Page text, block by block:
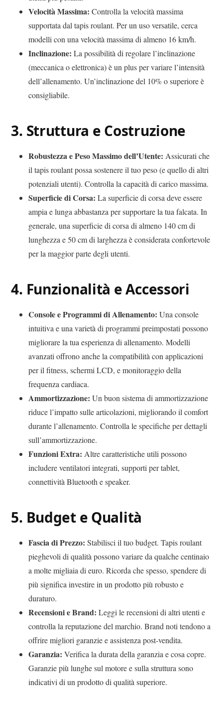
Velocità Massima: Controlla la velocità massima
supportata dal tapis roulant. Per un uso versatile, cerca
modelli con una velocità massima di almeno 16 km/h.
Inclinazione: La possibilità di regolare l’inclinazione
(meccanica o elettronica) è un plus per variare l’intensità
dell’allenamento. Un’inclinazione del 10% o superiore è
consigliabile.
3. Struttura e Costruzione
Robustezza e Peso Massimo dell’Utente: Assicurati che
il tapis roulant possa sostenere il tuo peso (e quello di altri
potenziali utenti). Controlla la capacità di carico massima.
Superficie di Corsa: La superficie di corsa deve essere
ampia e lunga abbastanza per supportare la tua falcata. In
generale, una superficie di corsa di almeno 140 cm di
lunghezza e 50 cm di larghezza è considerata confortevole
per la maggior parte degli utenti.
4. Funzionalità e Accessori
Console e Programmi di Allenamento: Una console
intuitiva e una varietà di programmi preimpostati possono
migliorare la tua esperienza di allenamento. Modelli
avanzati offrono anche la compatibilità con applicazioni
per il fitness, schermi LCD, e monitoraggio della
frequenza cardiaca.
Ammortizzazione: Un buon sistema di ammortizzazione
riduce l’impatto sulle articolazioni, migliorando il comfort
durante l’allenamento. Controlla le specifiche per dettagli
sull’ammortizzazione.
Funzioni Extra: Altre caratteristiche utili possono
includere ventilatori integrati, supporti per tablet,
connettività Bluetooth e speaker.
5. Budget e Qualità
Fascia di Prezzo: Stabilisci il tuo budget. Tapis roulant
pieghevoli di qualità possono variare da qualche centinaio
a molte migliaia di euro. Ricorda che spesso, spendere di
più significa investire in un prodotto più robusto e
duraturo.
Recensioni e Brand: Leggi le recensioni di altri utenti e
controlla la reputazione del marchio. Brand noti tendono a
offrire migliori garanzie e assistenza post-vendita.
Garanzia: Verifica la durata della garanzia e cosa copre.
Garanzie più lunghe sul motore e sulla struttura sono
indicativi di un prodotto di qualità superiore.